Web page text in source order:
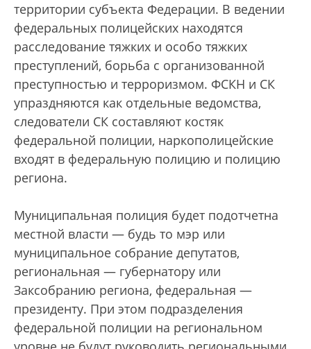
территории субъекта Федерации. В ведении
федеральных полицейских находятся
расследование тяжких и особо тяжких
преступлений, борьба с организованной
преступностью и терроризмом. ФСКН и СК
упраздняются как отдельные ведомства,
следователи СК составляют костяк
федеральной полиции, наркополицейские
входят в федеральную полицию и полицию
региона.
Муниципальная полиция будет подотчетна
местной власти — будь то мэр или
муниципальное собрание депутатов,
региональная — губернатору или
Заксобранию региона, федеральная —
президенту. При этом подразделения
федеральной полиции на региональном